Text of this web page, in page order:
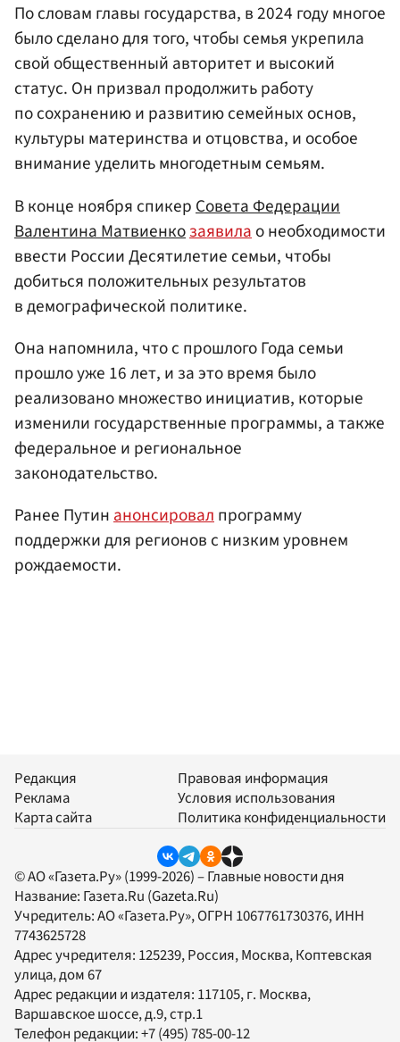
По словам главы государства, в 2024 году многое
было сделано для того, чтобы семья укрепила
свой общественный авторитет и высокий
статус. Он призвал продолжить работу
по сохранению и развитию семейных основ,
культуры материнства и отцовства, и особое
внимание уделить многодетным семьям.
В конце ноября спикер Совета Федерации
Валентина Матвиенкозаявила о необходимости
ввести России Десятилетие семьи, чтобы
добиться положительных результатов
в демографической политике.
Она напомнила, что с прошлого Года семьи
прошло уже 16 лет, и за это время было
реализовано множество инициатив, которые
изменили государственные программы, а также
федеральное и региональное
законодательство.
Ранее Путинанонсировалпрограмму
поддержки для регионов с низким уровнем
рождаемости.
Редакция
Реклама
Карта сайта
Правовая информация
Условия использования
Политика конфиденциальности
© АО «Газета.Ру» (1999-2026) – Главные новости дня
Название: Газета.Ru (Gazeta.Ru)
Учредитель:АО «Газета.Ру», ОГРН 1067761730376, ИНН
7743625728
Адрес учредителя: 125239, Россия, Москва, Коптевская
улица, дом 67
Адрес редакции и издателя: 117105, г. Москва,
Варшавское шоссе, д.9, стр.1
Телефон редакции:+7 (495) 785-00-12